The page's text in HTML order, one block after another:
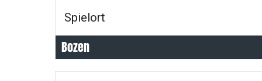
Spielort
Bozen